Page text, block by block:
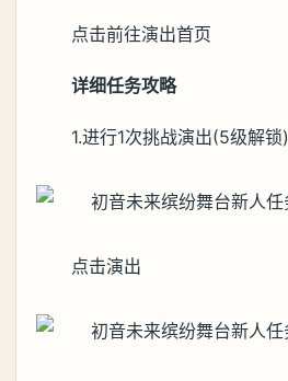
点击前往演出首页
详细任务攻略
1.进行1次挑战演出(5级解锁)
点击演出